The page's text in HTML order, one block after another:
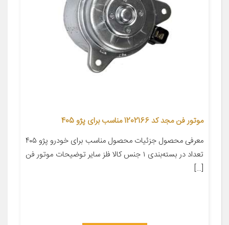
موتور فن مجد کد 1202166 مناسب برای پژو 405
معرفی محصول جزئیات محصول مناسب برای خودرو پژو ۴۰۵
تعداد در بسته‌بندی ۱ جنس کالا فلز سایر توضیحات موتور فن
[…]